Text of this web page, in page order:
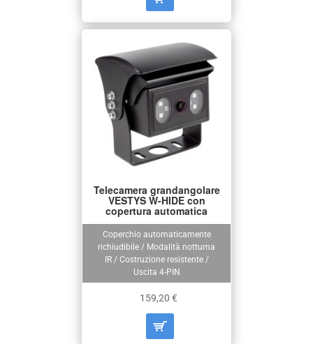
Coperchio automaticamente
richiudibile / Modalità notturna
IR / Costruzione resistente /
Uscita 4-PIN
Telecamera grandangolare
VESTYS W-HIDE con
copertura automatica
159,20 €